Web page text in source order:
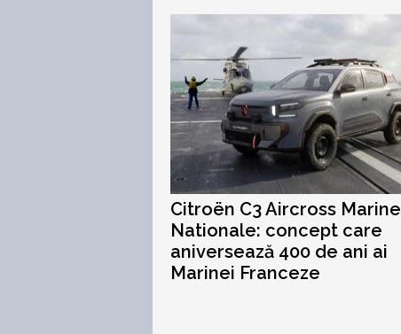
Citroën C3 Aircross Marine
Nationale: concept care
aniversează 400 de ani ai
Marinei Franceze